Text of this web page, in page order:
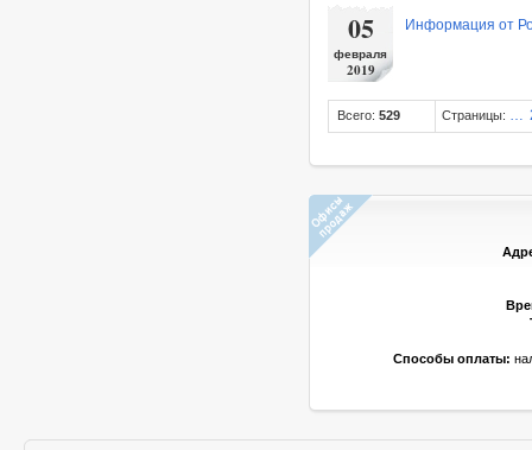
05
февраля
2019
Информация от
Всего: 529 Страницы: …
Способы оплаты: